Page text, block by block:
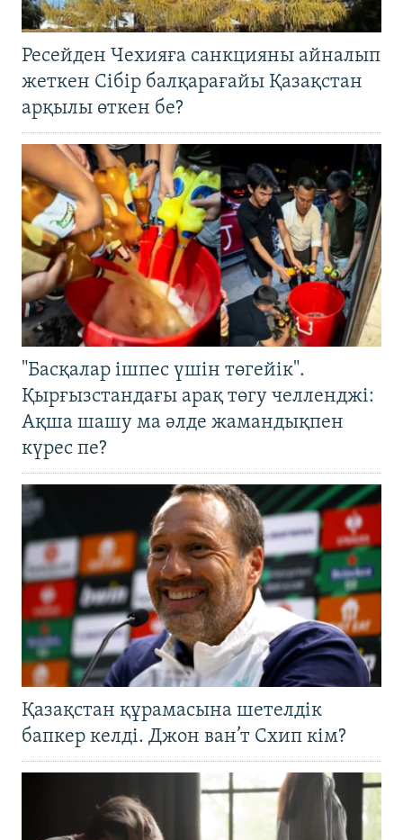
Ресейден Чехияға санкцияны айналып
жеткен Сібір балқарағайы Қазақстан
арқылы өткен бе?
"Басқалар ішпес үшін төгейік".
Қырғызстандағы арақ төгу челленджі:
Ақша шашу ма әлде жамандықпен
күрес пе?
Қазақстан құрамасына шетелдік
бапкер келді. Джон ван’т Схип кім?